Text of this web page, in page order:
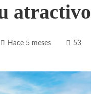
atractivo
Hace 5 meses 53